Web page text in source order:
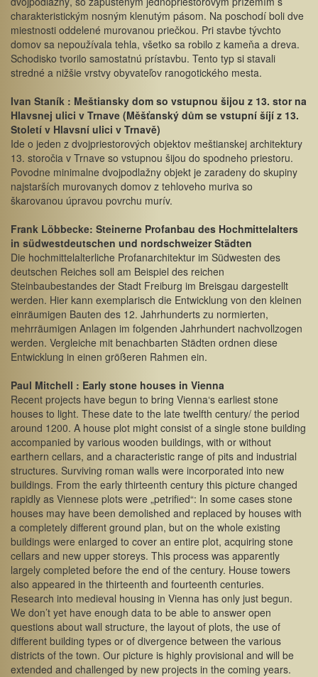
charakteristickým nosným klenutým pásom. Na poschodí boli dve
miestnosti oddelené murovanou priečkou. Pri stavbe tývchto
domov sa nepoužívala tehla, všetko sa robilo z kameňa a dreva.
Schodisko tvorilo samostatnú prístavbu. Tento typ si stavali
stredné a nižšie vrstvy obyvateľov ranogotického mesta.
Ivan Staník : Meštiansky dom so vstupnou šijou z 13. stor na
Hlavsnej ulici v Trnave (Měšťanský dům se vstupní šíjí z 13.
Století v Hlavsní ulici v Trnavě)
Ide o jeden z dvojpriestorových objektov meštianskej architektury
13. storočia v Trnave so vstupnou šijou do spodneho priestoru.
Povodne minimalne dvojpodlažny objekt je zaradeny do skupiny
najstarších murovanych domov z tehloveho muriva so
škarovanou úpravou povrchu murív.
Frank Löbbecke: Steinerne Profanbau des Hochmittelalters
in südwestdeutschen und nordschweizer Städten
Die hochmittelalterliche Profanarchitektur im Südwesten des
deutschen Reiches soll am Beispiel des reichen
Steinbaubestandes der Stadt Freiburg im Breisgau dargestellt
werden. Hier kann exemplarisch die Entwicklung von den kleinen
einräumigen Bauten des 12. Jahrhunderts zu normierten,
mehrräumigen Anlagen im folgenden Jahrhundert nachvollzogen
werden. Vergleiche mit benachbarten Städten ordnen diese
Entwicklung in einen größeren Rahmen ein.
Paul Mitchell : Early stone houses in Vienna
Recent projects have begun to bring Vienna‘s earliest stone
houses to light. These date to the late twelfth century/ the period
around 1200. A house plot might consist of a single stone building
accompanied by various wooden buildings, with or without
earthern cellars, and a characteristic range of pits and industrial
structures. Surviving roman walls were incorporated into new
buildings. From the early thirteenth century this picture changed
rapidly as Viennese plots were „petrified“: In some cases stone
houses may have been demolished and replaced by houses with
a completely different ground plan, but on the whole existing
buildings were enlarged to cover an entire plot, acquiring stone
cellars and new upper storeys. This process was apparently
largely completed before the end of the century. House towers
also appeared in the thirteenth and fourteenth centuries.
Research into medieval housing in Vienna has only just begun.
We don’t yet have enough data to be able to answer open
questions about wall structure, the layout of plots, the use of
different building types or of divergence between the various
districts of the town. Our picture is highly provisional and will be
extended and challenged by new projects in the coming years.